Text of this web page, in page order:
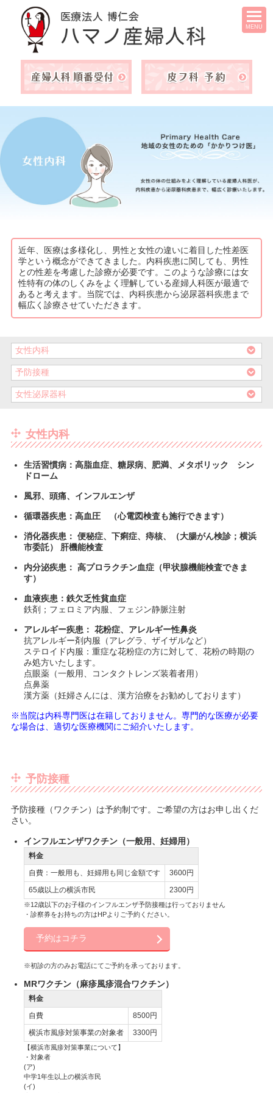
MENU
近年、医療は多様化し、男性と女性の違いに着目した性差医
学という概念ができてきました。内科疾患に関しても、男性
との性差を考慮した診療が必要です。このような診療には女
性特有の体のしくみをよく理解している産婦人科医が最適で
あると考えます。当院では、内科疾患から泌尿器科疾患まで
幅広く診療させていただきます。
女性内科
予防接種
女性泌尿器科
女性内科
生活習慣病：高脂血症、糖尿病、肥満、メタボリック シン
ドローム
風邪、頭痛、インフルエンザ
循環器疾患：高血圧 （心電図検査も施行できます）
消化器疾患： 便秘症、下痢症、痔核、（大腸がん検診；横浜
市委託） 肝機能検査
内分泌疾患： 高プロラクチン血症（甲状腺機能検査できま
す）
血液疾患：鉄欠乏性貧血症
鉄剤；フェロミア内服、フェジン静脈注射
アレルギー疾患： 花粉症、アレルギー性鼻炎
抗アレルギー剤内服（アレグラ、ザイザルなど）
ステロイド内服：重症な花粉症の方に対して、花粉の時期の
み処方いたします。
点眼薬（一般用、コンタクトレンズ装着者用）
点鼻薬
漢方薬（妊婦さんには、漢方治療をお勧めしております）
※当院は内科専門医は在籍しておりません。専門的な医療が必要
な場合は、適切な医療機関にご紹介いたします。
予防接種
予防接種（ワクチン）は予約制です。ご希望の方はお申し出くだ
さい。
インフルエンザワクチン（一般用、妊婦用）
料金
自費：一般用も、妊婦用も同じ金額です
3600円
65歳以上の横浜市民
2300円
※12歳以下のお子様のインフルエンザ予防接種は行っておりません
・診察券をお持ちの方はHPよりご予約ください。
予約はコチラ
※初診の方のみお電話にてご予約を承っております。
MRワクチン（麻疹風疹混合ワクチン）
料金
自費
8500円
横浜市風疹対策事業の対象者
3300円
【横浜市風疹対策事業について】
・対象者
(ア)
中学1年生以上の横浜市民
(イ)